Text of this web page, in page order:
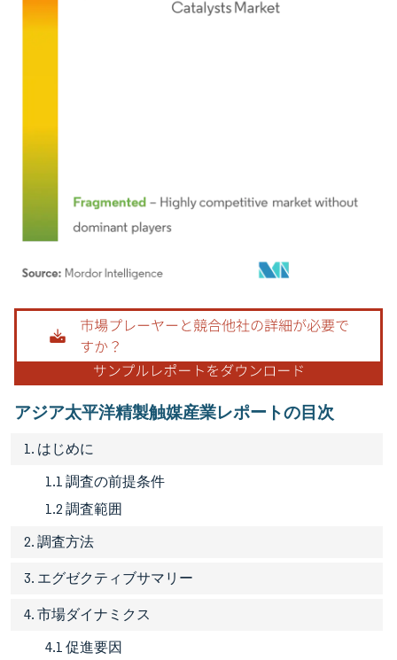
画像 © Mordor Intelligence。再利用にはCC BY 4.0の表示が必要です。
アジア太平洋精製触媒産業レポートの目次
1. はじめに
1.1 調査の前提条件
1.2 調査範囲
2. 調査方法
3. エグゼクティブサマリー
4. 市場ダイナミクス
4.1 促進要因